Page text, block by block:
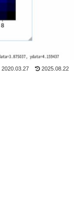
2020.03.27 2025.08.22